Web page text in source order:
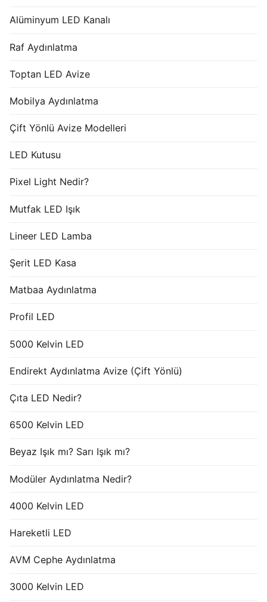
Alüminyum LED Kanalı
Raf Aydınlatma
Toptan LED Avize
Mobilya Aydınlatma
Çift Yönlü Avize Modelleri
LED Kutusu
Pixel Light Nedir?
Mutfak LED Işık
Lineer LED Lamba
Şerit LED Kasa
Matbaa Aydınlatma
Profil LED
5000 Kelvin LED
Endirekt Aydınlatma Avize (Çift Yönlü)
Çıta LED Nedir?
6500 Kelvin LED
Beyaz Işık mı? Sarı Işık mı?
Modüler Aydınlatma Nedir?
4000 Kelvin LED
Hareketli LED
AVM Cephe Aydınlatma
3000 Kelvin LED